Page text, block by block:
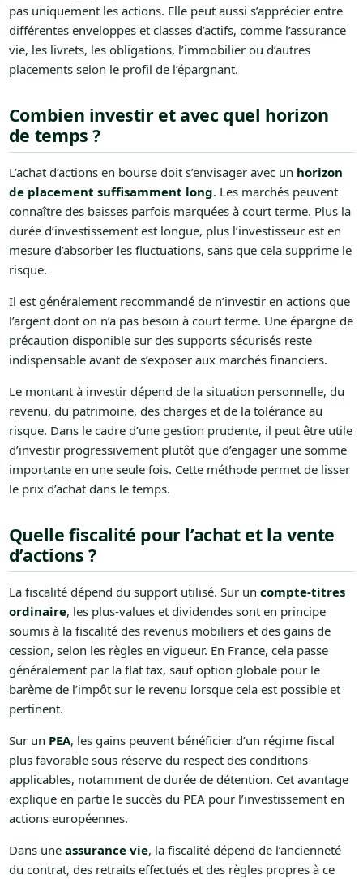
pas uniquement les actions. Elle peut aussi s’apprécier entre
différentes enveloppes et classes d’actifs, comme l’assurance
vie, les livrets, les obligations, l’immobilier ou d’autres
placements selon le profil de l’épargnant.
Combien investir et avec quel horizon
de temps ?
L’achat d’actions en bourse doit s’envisager avec un horizon
de placement suffisamment long. Les marchés peuvent
connaître des baisses parfois marquées à court terme. Plus la
durée d’investissement est longue, plus l’investisseur est en
mesure d’absorber les fluctuations, sans que cela supprime le
risque.
Il est généralement recommandé de n’investir en actions que
l’argent dont on n’a pas besoin à court terme. Une épargne de
précaution disponible sur des supports sécurisés reste
indispensable avant de s’exposer aux marchés financiers.
Le montant à investir dépend de la situation personnelle, du
revenu, du patrimoine, des charges et de la tolérance au
risque. Dans le cadre d’une gestion prudente, il peut être utile
d’investir progressivement plutôt que d’engager une somme
importante en une seule fois. Cette méthode permet de lisser
le prix d’achat dans le temps.
Quelle fiscalité pour l’achat et la vente
d’actions ?
La fiscalité dépend du support utilisé. Sur un compte-titres
ordinaire, les plus-values et dividendes sont en principe
soumis à la fiscalité des revenus mobiliers et des gains de
cession, selon les règles en vigueur. En France, cela passe
généralement par la flat tax, sauf option globale pour le
barème de l’impôt sur le revenu lorsque cela est possible et
pertinent.
Sur un PEA, les gains peuvent bénéficier d’un régime fiscal
plus favorable sous réserve du respect des conditions
applicables, notamment de durée de détention. Cet avantage
explique en partie le succès du PEA pour l’investissement en
actions européennes.
Dans une assurance vie, la fiscalité dépend de l’ancienneté
du contrat, des retraits effectués et des règles propres à ce